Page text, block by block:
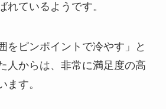
れているようです。
をピンポイントで冷やす」と
人からは、非常に満足度の高
ます。